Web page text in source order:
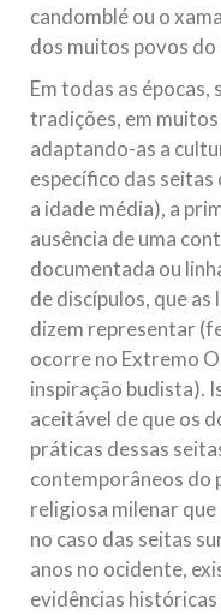
candomblé ou o
dos muitos povos do
Em todas as
tradições, em
adaptando-as a
específico das
a idade média), a
ausência de uma
documentada ou
de discípulos, que
dizem representar
ocorre no Extremo
inspiração budista).
aceitável de que os
práticas dessas
contemporâneos
religiosa milenar
no caso das seitas
anos no ocidente,
evidências